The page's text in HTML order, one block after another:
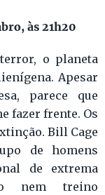
às 21h20
o planeta
Apesar
parece que
fazer frente. Os
Bill Cage
de homens
de extrema
nem treino